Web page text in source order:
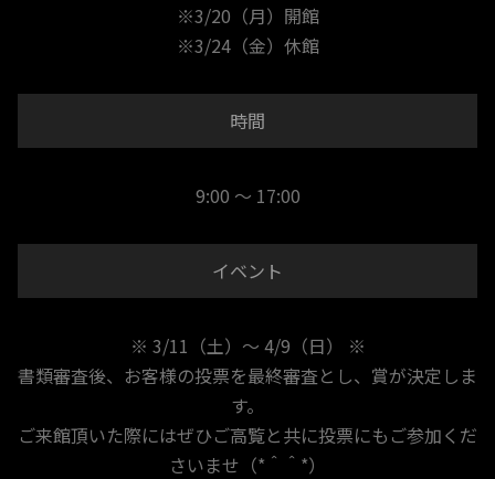
※3/20（月）開館
※3/24（金）休館
時間
9:00 ～ 17:00
イベント
※ 3/11（土）～ 4/9（日） ※
書類審査後、お客様の投票を最終審査とし、賞が決定しま
す。
ご来館頂いた際にはぜひご高覧と共に投票にもご参加くだ
さいませ（*＾＾*）